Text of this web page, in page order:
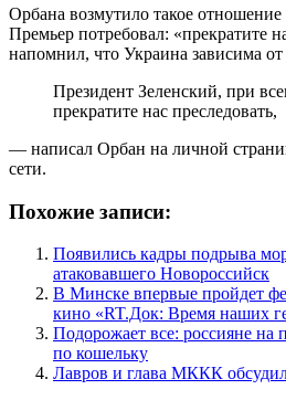
Орбана возмутило такое
Премьер потребовал: «прекратите
напомнил, что Украина зависима от
Президент Зеленский, при
прекратите нас преследовать,
— написал Орбан на личной
сети.
Похожие записи:
Появились кадры подрыва
атаковавшего Новороссийск
В Минске впервые пройдет
кино «RT.Док: Время наших
Подорожает все: россияне на
по кошельку
Лавров и глава МККК